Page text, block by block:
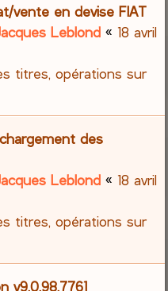
vente en devise FIAT
Leblond « 18 avril
titres, opérations sur
des
Leblond « 18 avril
titres, opérations sur
v9.0.98.7761